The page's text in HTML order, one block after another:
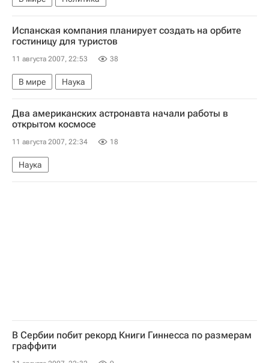
Испанская компания планирует создать на орбите
гостиницу для туристов
11 августа 2007, 22:53 38
В мире Наука
Два американских астронавта начали работы в
открытом космосе
11 августа 2007, 22:34 18
Наука
В Сербии побит рекорд Книги Гиннесса по размерам
граффити